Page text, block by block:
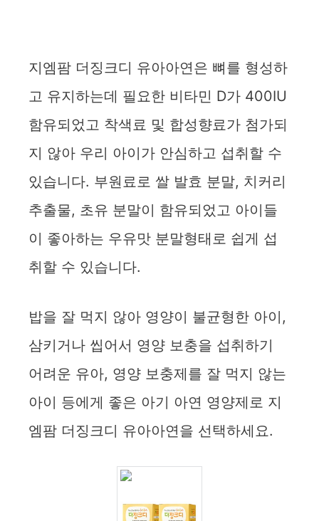
지엠팜 더징크디 유아아연은 뼈를 형성하
고 유지하는데 필요한 비타민 D가 400IU
함유되었고 착색료 및 합성향료가 첨가되
지 않아 우리 아이가 안심하고 섭취할 수
있습니다. 부원료로 쌀 발효 분말, 치커리
추출물, 초유 분말이 함유되었고 아이들
이 좋아하는 우유맛 분말형태로 쉽게 섭
취할 수 있습니다.
밥을 잘 먹지 않아 영양이 불균형한 아이,
삼키거나 씹어서 영양 보충을 섭취하기
어려운 유아, 영양 보충제를 잘 먹지 않는
아이 등에게 좋은 아기 아연 영양제로 지
엠팜 더징크디 유아아연을 선택하세요.